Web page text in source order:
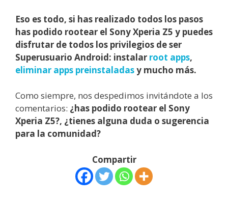
Eso es todo, si has realizado todos los pasos
has podido rootear el Sony Xperia Z5 y puedes
disfrutar de todos los privilegios de ser
Superusuario Android: instalar root apps,
eliminar apps preinstaladasy mucho más.
Como siempre, nos despedimos invitándote a los
comentarios: ¿has podido rootear el Sony
Xperia Z5?, ¿tienes alguna duda o sugerencia
para la comunidad?
Compartir